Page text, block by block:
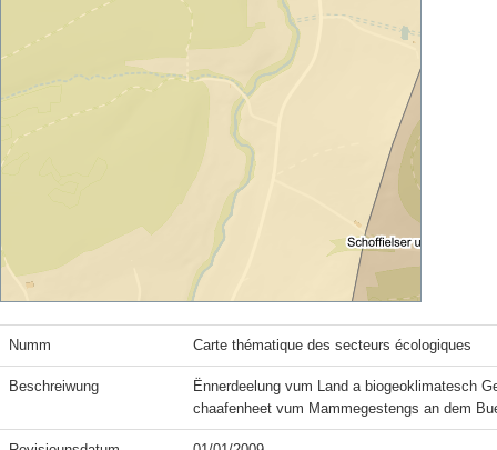
Numm Carte thématique des secteurs écologiques
Beschreiwung
Ënnerdeelung vum Land a biogeoklimatesch
chaafenheet vum Mammegestengs an dem